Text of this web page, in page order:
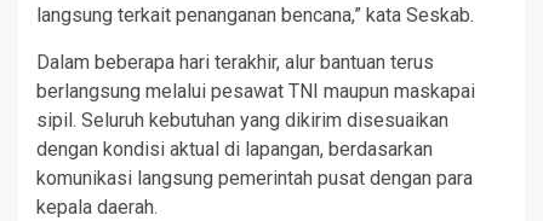
langsung terkait penanganan bencana,” kata Seskab.
Dalam beberapa hari terakhir, alur bantuan terus
berlangsung melalui pesawat TNI maupun maskapai
sipil. Seluruh kebutuhan yang dikirim disesuaikan
dengan kondisi aktual di lapangan, berdasarkan
komunikasi langsung pemerintah pusat dengan para
kepala daerah.